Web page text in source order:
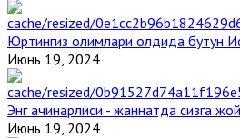
Юртингиз олимлари олдида бутун
Июнь 19, 2024
Энг ачинарлиси - жаннатда сизга
Июнь 19, 2024